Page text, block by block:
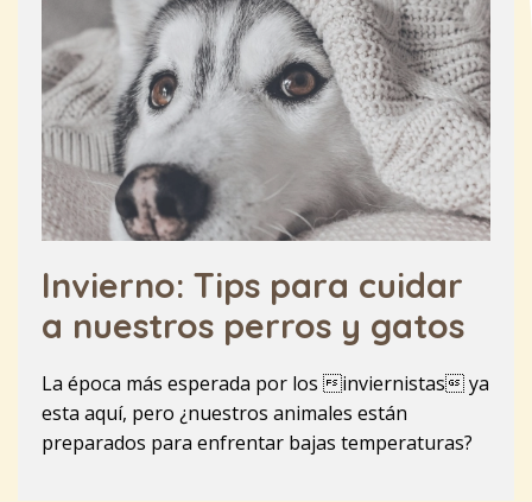
Invierno: Tips para cuidar
a nuestros perros y gatos
La época más esperada por los inviernistas ya
esta aquí, pero ¿nuestros animales están
preparados para enfrentar bajas temperaturas?